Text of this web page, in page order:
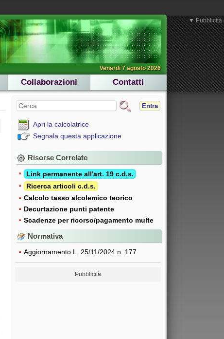
Venerdi 7 agosto 2026
Collaborazioni Contatti
Entra
Apri la calcolatrice
Segnala questa applicazione
Risorse Correlate
Link permanente all'art. 19 c.d.s.
Ricerca articoli c.d.s.
Calcolo tasso alcolemico teorico
Decurtazione punti patente
Scadenze per ricorso/pagamento multe
Normativa
Aggiornamento L. 25/11/2024 n .177
Pubblicità
▼ Pubblicità